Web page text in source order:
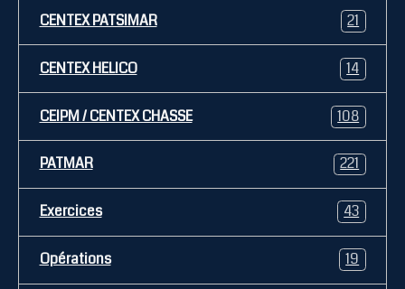
CENTEX PATSIMAR 21
CENTEX HELICO 14
CEIPM / CENTEX CHASSE 108
PATMAR 221
Exercices 43
Opérations 19